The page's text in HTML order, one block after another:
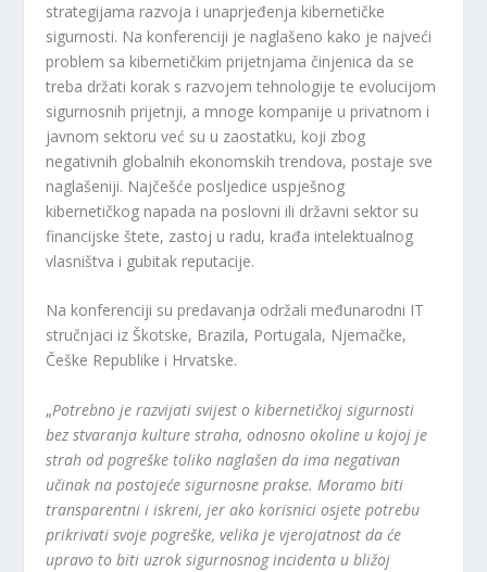
strategijama razvoja i unaprjeđenja kibernetičke
sigurnosti. Na konferenciji je naglašeno kako je najveći
problem sa kibernetičkim prijetnjama činjenica da se
treba držati korak s razvojem tehnologije te evolucijom
sigurnosnih prijetnji, a mnoge kompanije u privatnom i
javnom sektoru već su u zaostatku, koji zbog
negativnih globalnih ekonomskih trendova, postaje sve
naglašeniji. Najčešće posljedice uspješnog
kibernetičkog napada na poslovni ili državni sektor su
financijske štete, zastoj u radu, krađa intelektualnog
vlasništva i gubitak reputacije.
Na konferenciji su predavanja održali međunarodni IT
stručnjaci iz Škotske, Brazila, Portugala, Njemačke,
Češke Republike i Hrvatske.
„Potrebno je razvijati svijest o kibernetičkoj sigurnosti
bez stvaranja kulture straha, odnosno okoline u kojoj je
strah od pogreške toliko naglašen da ima negativan
učinak na postojeće sigurnosne prakse. Moramo biti
transparentni i iskreni, jer ako korisnici osjete potrebu
prikrivati svoje pogreške, velika je vjerojatnost da će
upravo to biti uzrok sigurnosnog incidenta u bližoj